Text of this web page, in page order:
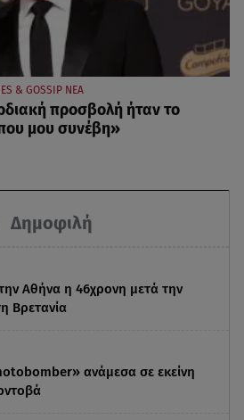
Δημοφιλή
Αθήνα η 46χρονη μετά την
Βρετανία
ανάμεσα σε εκείνη
& GOSSIP ΝΕΑ
προσβολή ήταν το
μου συνέβη»